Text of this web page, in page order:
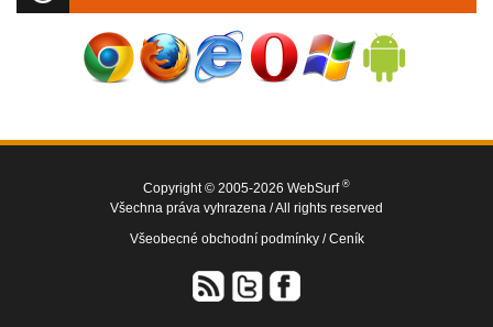
Copyright © 2005-2026 WebSurf ®
Všechna práva vyhrazena / All rights reserved
Všeobecné obchodní podmínky /Ceník